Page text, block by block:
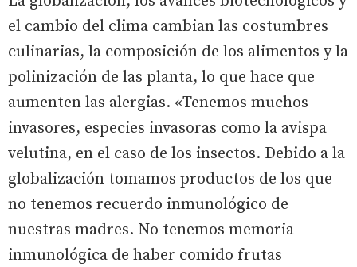
el cambio del clima cambian las costumbres
culinarias, la composición de los alimentos y la
polinización de las planta, lo que hace que
aumenten las alergias. «Tenemos muchos
invasores, especies invasoras como la avispa
velutina, en el caso de los insectos. Debido a la
globalización tomamos productos de los que
no tenemos recuerdo inmunológico de
nuestras madres. No tenemos memoria
inmunológica de haber comido frutas